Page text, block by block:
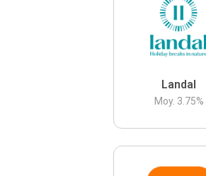
Landal
Moy. 3.75%